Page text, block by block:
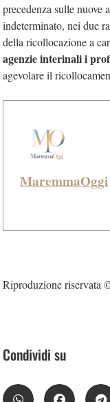
precedenza sulle nuove
indeterminato, nei due
della ricollocazione a
agenzie interinali i
agevolare il
MaremmaOggi
Riproduzione riservata
Condividi su